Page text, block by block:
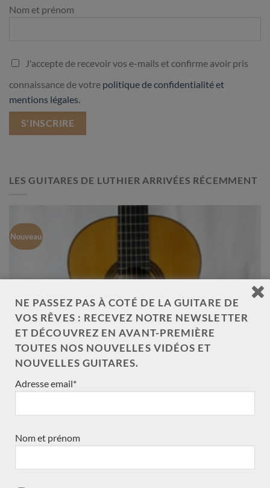
Nom et prénom
J'accepte de recevoir vos e-mails et confirme avoir pris
connaissance de votre politique de confidentialité et
mentions légales.
LES GUITARES DE LUTHIER ARRIVÉES RÉCEMMENT
Nouveau
NE PASSEZ PAS À COTÉ DE LA GUITARE DE
VOS RÊVES : RECEVEZ NOTRE NEWSLETTER
ET DÉCOUVREZ EN AVANT-PREMIÈRE
TOUTES NOS NOUVELLES VIDÉOS ET
NOUVELLES GUITARES.
Adresse email*
Nom et prénom